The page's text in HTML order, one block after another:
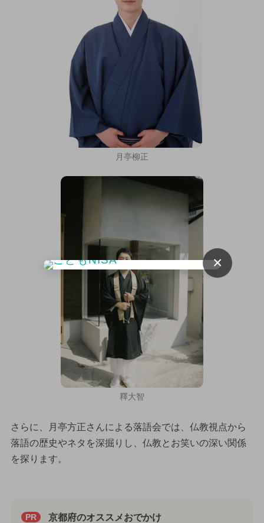
月亭柳正
釋大智
さらに、月亭方正さんによる落語会では、仏教視点から
落語の歴史やネタを深掘りし、仏教とお笑いの深い関係
を探ります。
PR 京都府のオススメおでかけ
×